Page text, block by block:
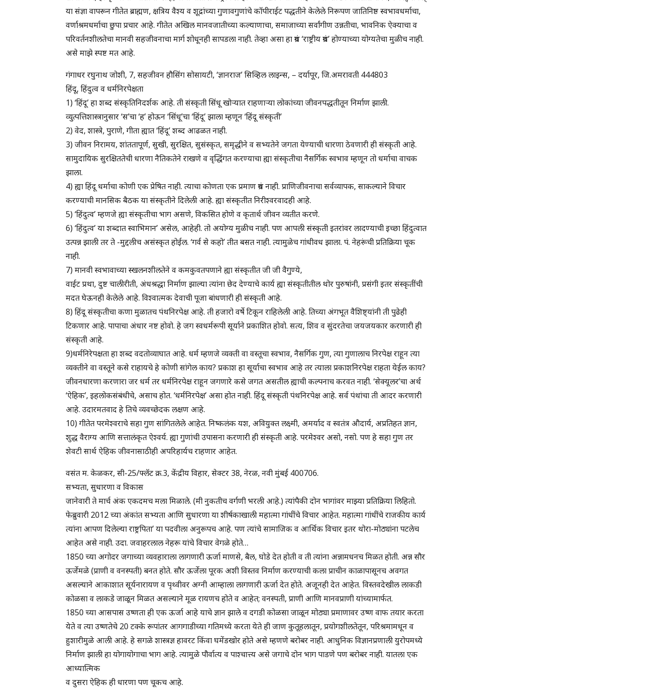
या संज्ञा वापरून गीतेत ब्राह्मण, क्षत्रिय वैश्य व शूद्रांच्या गुणावगुणांचे कॉपीराईट पद्धतीने केलेले निरूपण जातिनिष्ठ स्वभावधर्माचा,
वर्णाश्रमधर्माचा छुपा प्रचार आहे. गीतेत अखिल मानवजातीच्या कल्याणाचा, समाजाच्या सर्वांगीण उन्नतीचा, भावनिक ऐक्याचा व
परिवर्तनशीलतेचा मानवी सहजीवनाचा मार्ग शोधूनही सापडला नाही. तेव्हा असा हा ग्रंथ ‘राष्ट्रीय ग्रंथ’ होण्याच्या योग्यतेचा मुळीच नाही.
असे माझे स्पष्ट मत आहे.
गंगाधर रघुनाथ जोशी, 7, सहजीवन हौसिंग सोसायटी, ‘ज्ञानराज’ सिव्हिल लाइन्स, – दर्यापूर, जि.अमरावती 444803
हिंदू, हिंदुत्व व धर्मनिरपेक्षता
1) ‘हिंदू’ हा शब्द संस्कृतिनिदर्शक आहे. ती संस्कृती सिंधू खोऱ्यात राहणाऱ्या लोकांच्या जीवनपद्धतीतून निर्माण झाली.
व्युत्पत्तिशास्त्रानुसार ‘स’चा ‘ह’ होऊन ‘सिंधू’चा ‘हिंदू’ झाला म्हणून ‘हिंदू संस्कृती’
2) वेद, शास्त्रे, पुराणे, गीता ह्यात ‘हिंदू’ शब्द आढळत नाही.
3) जीवन निरामय, शांततापूर्ण, सुखी, सुरक्षित, सुसंस्कृत, समृद्धीने व सभ्यतेने जगता येण्याची धारणा ठेवणारी ही संस्कृती आहे.
सामुदायिक सुरक्षिततेची धारणा नैतिकतेने राखणे व वृद्धिंगत करण्याचा ह्या संस्कृतीचा नैसर्गिक स्वभाव म्हणून तो धर्माचा वाचक
झाला.
4) ह्या हिंदू धर्माचा कोणी एक प्रेषित नाही. त्याचा कोणता एक प्रमाण ग्रंथ नाही. प्राणिजीवनाचा सर्वव्यापक, साकल्याने विचार
करण्याची मानसिक बैठक या संस्कृतीने दिलेली आहे. ह्या संस्कृतीत निरीश्वरवादही आहे.
5) ‘हिंदुत्व’ म्हणजे ह्या संस्कृतीचा भाग असणे, विकसित होणे व कृतार्थ जीवन व्यतीत करणे.
6) ‘हिंदुत्व’ या शब्दात स्वाभिमान’ असेल, आहेही. तो अयोग्य मुळीच नाही. पण आपली संस्कृती इतरांवर लादण्याची इच्छा हिंदुत्वात
उत्पन्न झाली तर ते -मुद्दलीच असंस्कृत होईल. ‘गर्व से कहो’ तीत बसत नाही. त्यामुळेच गांधीवध झाला. पं. नेहरूंची प्रतिक्रिया चूक
नाही.
7) मानवी स्वभावाच्या स्खलनशीलतेने व कमकुवतपणाने ह्या संस्कृतीत जी जी वैगुण्ये,
वाईट प्रथा, दुष्ट चालीरीती, अंधश्रद्धा निर्माण झाल्या त्यांना छेद देण्याचे कार्य ह्या संस्कृतीतील थोर पुरुषांनी, प्रसंगी इतर संस्कृतींची
मदत घेऊनही केलेले आहे. विश्वात्मक देवाची पूजा बांधणारी ही संस्कृती आहे.
8) हिंदू संस्कृतीचा कणा मुळातच पंथनिरपेक्ष आहे. ती हजारो वर्षे टिकून राहिलेली आहे. तिच्या अंगभूत वैशिष्ट्यांनी ती पुढेही
टिकणार आहे. पापाचा अंधार नष्ट होवो. हे जग स्वधर्मरूपी सूर्याने प्रकाशित होवो. सत्य, शिव व सुंदरतेचा जयजयकार करणारी ही
संस्कृती आहे.
9)धर्मनिरेपक्षता हा शब्द वदतोव्याघात आहे. धर्म म्हणजे व्यक्ती वा वस्तूचा स्वभाव, नैसर्गिक गुण, त्या गुणालाच निरपेक्ष राहून त्या
व्यक्तीने वा वस्तूने कसे राहायचे हे कोणी सांगेल काय? प्रकाश हा सूर्याचा स्वभाव आहे तर त्याला प्रकाशनिरपेक्ष राहता येईल काय?
जीवनधारणा करणारा जर धर्म तर धर्मनिरपेक्ष राहून जगणारे कसे जगत असतील ह्याची कल्पनाच करवत नाही. ‘सेक्यूलर’चा अर्थ
‘ऐहिक’, इहलोकसंबंधीचे, असाच होत. ‘धर्मनिरपेक्ष’ असा होत नाही. हिंदू संस्कृती पंथनिरपेक्ष आहे. सर्व पंथांचा ती आदर करणारी
आहे. उदारमतवाद हे तिचे व्यवच्छेदक लक्षण आहे.
10) गीतेत परमेश्वराचे सहा गुण सांगितलेले आहेत. निष्कलंक यश, अवियुक्त लक्ष्मी, अमर्याद व स्वतंत्र औदार्य, अप्रतिहत ज्ञान,
शुद्ध वैराग्य आणि सत्तालंकृत ऐश्वर्य. ह्या गुणांची उपासना करणारी ही संस्कृती आहे. परमेश्वर असो, नसो. पण हे सहा गुण तर
शेवटी सार्थ ऐहिक जीवनासाठीही अपरिहार्यच राहणार आहेत.
वसंत म. केळकर, सी-25/फ्लॅट क्र.3, केंद्रीय विहार, सेक्टर 38, नेरळ, नवी मुंबई 400706.
सभ्यता, सुधारणा व विकास
जानेवारी ते मार्च अंक एकदमच मला मिळाले. (मी नुकतीच वर्गणी भरली आहे.) त्यांपैकी दोन भागांवर माझ्या प्रतिक्रिया लिहितो.
फेब्रुवारी 2012 च्या अंकांत सभ्यता आणि सुधारणा या शीर्षकाखाली महात्मा गांधींचे विचार आहेत. महात्मा गांधींचे राजकीय कार्य
त्यांना आपण दिलेल्या राष्ट्रपिता’ या पदवीला अनुरूपच आहे. पण त्यांचे सामाजिक व आर्थिक विचार इतर थोरा-मोठ्यांना पटलेच
आहेत असे नाही. उदा. जवाहरलाल नेहरू यांचे विचार वेगळे होते…
1850 च्या अगोदर जगाच्या व्यवहाराला लागणारी ऊर्जा माणसे, बैल, घोडे देत होती व ती त्यांना अन्नामधनच मिळत होती. अन्न सौर
ऊर्जेमळे (प्राणी व वनस्पती) बनत होते. सौर ऊर्जेला पूरक अशी विस्तव निर्माण करण्याची कला प्राचीन काळापासूनच अवगत
असल्याने आकाशात सूर्यनारायण व पृथ्वीवर अग्नी आम्हाला लागणारी ऊर्जा देत होते. अजूनही देत आहेत. विस्तवदेखील लाकडी
कोळसा व लाकडे जाळून मिळत असल्याने मूळ रायणच होते व आहेत; वनस्पती, प्राणी आणि मानवप्राणी यांच्यामार्फत.
1850 च्या आसपास उष्णता ही एक ऊर्जा आहे याचे ज्ञान झाले व दगडी कोळसा जाळून मोठ्या प्रमाणावर उष्ण वाफ तयार करता
येते व त्या उष्णतेचे 20 टक्के रूपांतर आगगाडीच्या गतिमध्ये करता येते ही जाण कुतूहलातून, प्रयोगशीलतेतून, परिश्रमामधून व
हुशारीमुळे आली आहे. हे सगळे शास्त्रज्ञ हावरट किंवा घमेंडखोर होते असे म्हणणे बरोबर नाही. आधुनिक विज्ञानप्रणाली युरोपमध्ये
निर्माण झाली हा योगायोगाचा भाग आहे. त्यामुळे पौर्वात्य व पाश्चात्त्य असे जगाचे दोन भाग पाडणे पण बरोबर नाही. यातला एक
आध्यात्मिक
व दुसरा ऐहिक ही धारणा पण चूकच आहे.